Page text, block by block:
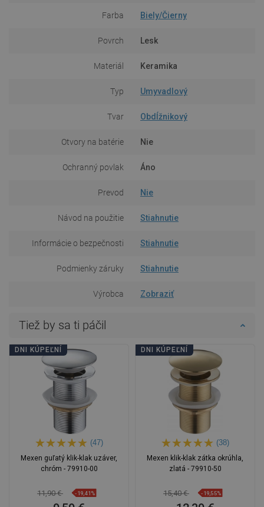
Farba Biely/Čierny
Povrch Lesk
Materiál Keramika
Typ Umyvadlový
Tvar Obdĺžnikový
Otvory na batérie Nie
Ochranný povlak Áno
Prevod Nie
Návod na použitie Stiahnutie
Informácie o bezpečnosti Stiahnutie
Podmienky záruky Stiahnutie
Výrobca Zobraziť
Tiež by sa ti páčil
DNI KÚPEĽNÍ
(47)
Mexen guľatý klik-klak uzáver,
chróm - 79910-00
11,90 € -19,41%
DNI KÚPEĽNÍ
(38)
Mexen klik-klak zátka okrúhla,
zlatá - 79910-50
15,40 € -19,55%